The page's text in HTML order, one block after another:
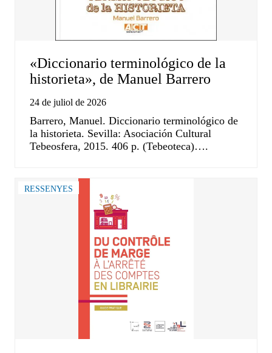
«Diccionario terminológico de la
historieta», de Manuel Barrero
24 de juliol de 2026
Barrero, Manuel. Diccionario terminológico de
la historieta. Sevilla: Asociación Cultural
Tebeosfera, 2015. 406 p. (Tebeoteca)….
RESSENYES